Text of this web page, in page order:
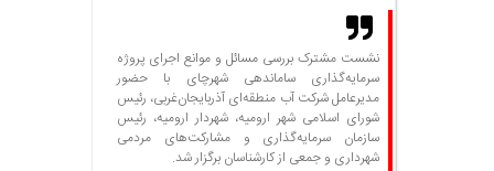
نشست مشترک بررسی مسائل و موانع اجرای پروژه
سرمایه‌گذاری ساماندهی شهرچای با حضور
مدیرعامل شرکت آب منطقه‌ای آذربایجان‌غربی، رئیس
شورای اسلامی شهر ارومیه، شهردار ارومیه، رئیس
سازمان سرمایه‌گذاری و مشارکت‌های مردمی
شهرداری و جمعی از کارشناسان برگزار شد.